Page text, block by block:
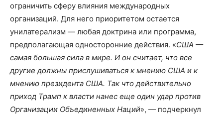
ограничить сферу влияния международных
организаций. Для него приоритетом остается
унилатерализм — любая доктрина или программа,
предполагающая односторонние действия. «США —
самая большая сила в мире. И он считает, что все
другие должны прислушиваться к мнению США и к
мнению президента США. Так что действительно
приход Трамп к власти нанес еще один удар против
Организации Объединенных Наций», — подчеркнул